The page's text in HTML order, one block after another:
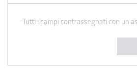
Tutti i campi contrassegnati con un